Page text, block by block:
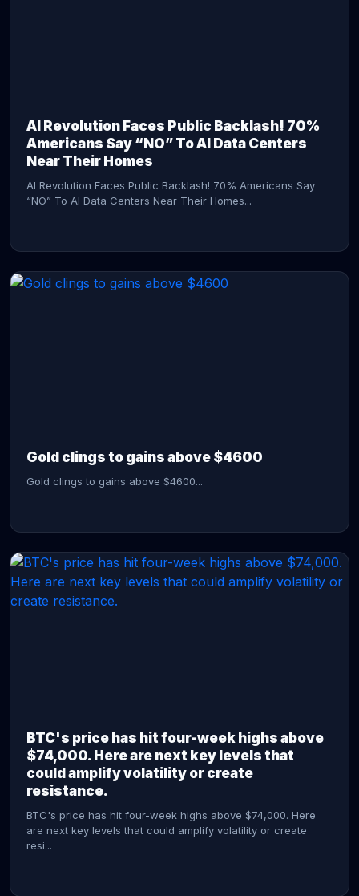
AI Revolution Faces Public Backlash! 70%
Americans Say “NO” To AI Data Centers
Near Their Homes
AI Revolution Faces Public Backlash! 70% Americans Say
“NO” To AI Data Centers Near Their Homes...
Gold clings to gains above $4600
Gold clings to gains above $4600...
BTC's price has hit four-week highs above
$74,000. Here are next key levels that
could amplify volatility or create
resistance.
BTC's price has hit four-week highs above $74,000. Here
are next key levels that could amplify volatility or create
resi...